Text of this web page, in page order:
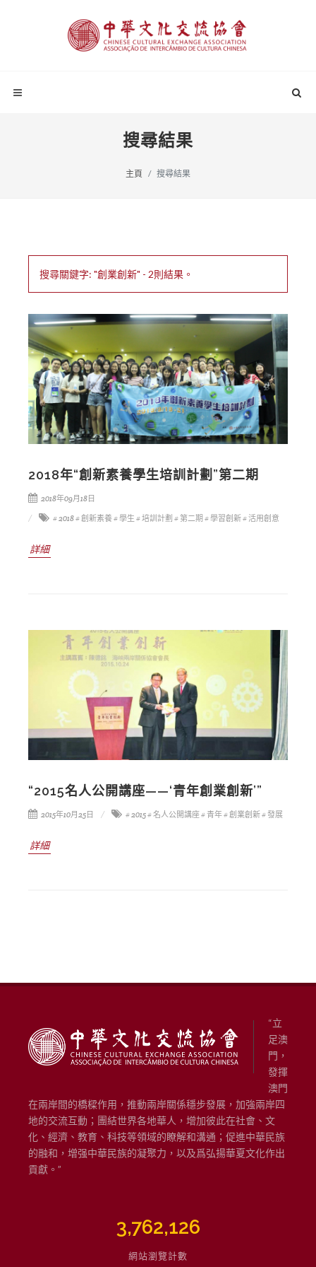
搜尋結果
主頁 搜尋結果
搜尋關鍵字: "創業創新" - 2則結果。
2018年“創新素養學生培訓計劃”第二期
2018年09月18日
# 2018# 創新素養# 學生 # 培訓計劃 # 第二期 # 學習創新# 活用創意
詳細
“2015名人公開講座——‘青年創業創新’”
2015年10月25日 # 2015# 名人公開講座# 青年# 創業創新# 發展
詳細
“立
足澳
門，
發揮
澳門
在兩岸間的橋樑作用，推動兩岸關係穩步發展，加強兩岸四
地的交流互動；團結世界各地華人，增加彼此在社會、文
化、經濟、教育、科技等領域的瞭解和溝通；促進中華民族
的融和，增强中華民族的凝聚力，以及爲弘揚華夏文化作出
貢獻。”
3,762,126
網站瀏覽計數